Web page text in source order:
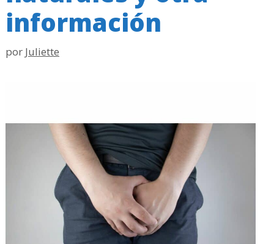
información
por Juliette